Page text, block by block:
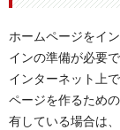
ホームページをイ
インの準備が必要
インターネット上
ページを作るため
有している場合は